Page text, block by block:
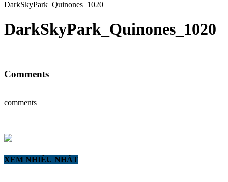
DarkSkyPark_Quinones_1020
DarkSkyPark_Quinones_1020
Comments
comments
XEM NHIỀU NHẤT